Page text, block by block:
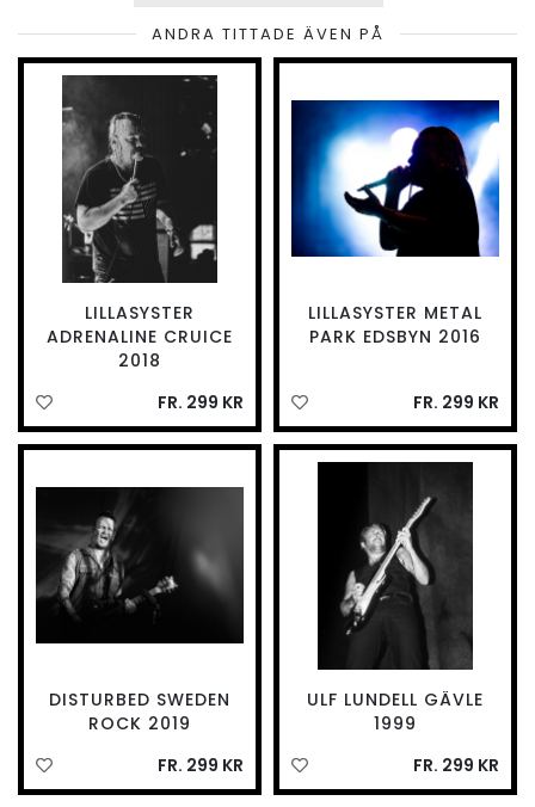
ANDRA TITTADE ÄVEN PÅ
LILLASYSTER
ADRENALINE CRUICE
2018
FR. 299 KR
LILLASYSTER METAL
PARK EDSBYN 2016
FR. 299 KR
DISTURBED SWEDEN
ROCK 2019
FR. 299 KR
ULF LUNDELL GÄVLE
1999
FR. 299 KR